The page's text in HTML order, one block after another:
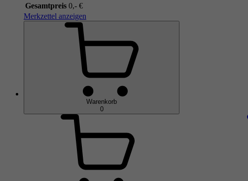
Gesamtpreis 0,- €
Merkzettel anzeigen
Warenkorb
0